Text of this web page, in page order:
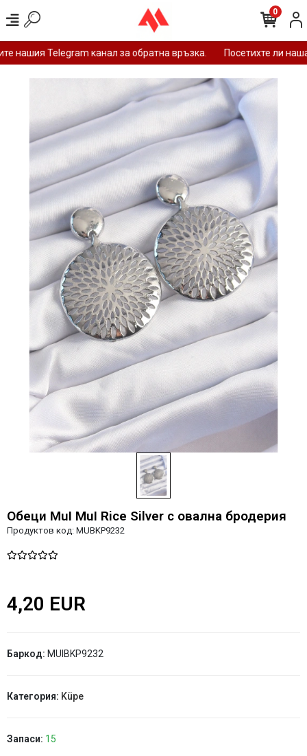
нашия Telegram канал за обратна връзка. Посетихте ли
0
Обеци MuI MuI Rice Silver с овална бродерия
Продуктов код: MUBKP9232
4,20 EUR
Баркод: MUIBKP9232
Категория: Küpe
Запаси: 15